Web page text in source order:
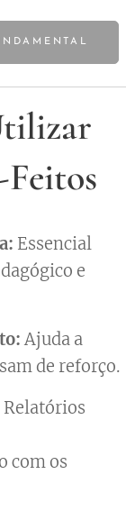
Essencial
e
Ajuda a
de reforço.
Relatórios
com os